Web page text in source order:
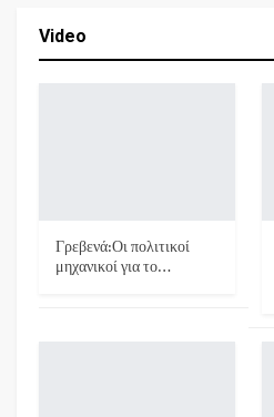
Video
Γρεβενά:Οι πολιτικοί
μηχανικοί για το…